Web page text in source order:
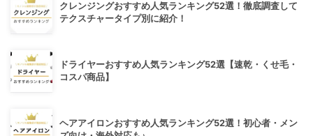
クレンジングおすすめ人気ランキング52選！徹底調査して
テクスチャータイプ別に紹介！
ドライヤーおすすめ人気ランキング52選【速乾・くせ毛・
コスパ商品】
ヘアアイロンおすすめ人気ランキング52選！初心者・メン